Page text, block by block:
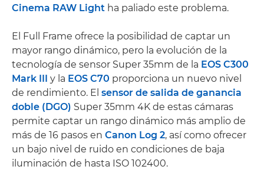
Cinema RAW Light ha paliado este problema.
El Full Frame ofrece la posibilidad de captar un
mayor rango dinámico, pero la evolución de la
tecnología de sensor Super 35mm de la EOS C300
Mark III y la EOS C70 proporciona un nuevo nivel
de rendimiento. El sensor de salida de ganancia
doble (DGO) Super 35mm 4K de estas cámaras
permite captar un rango dinámico más amplio de
más de 16 pasos en Canon Log 2, así como ofrecer
un bajo nivel de ruido en condiciones de baja
iluminación de hasta ISO 102400.